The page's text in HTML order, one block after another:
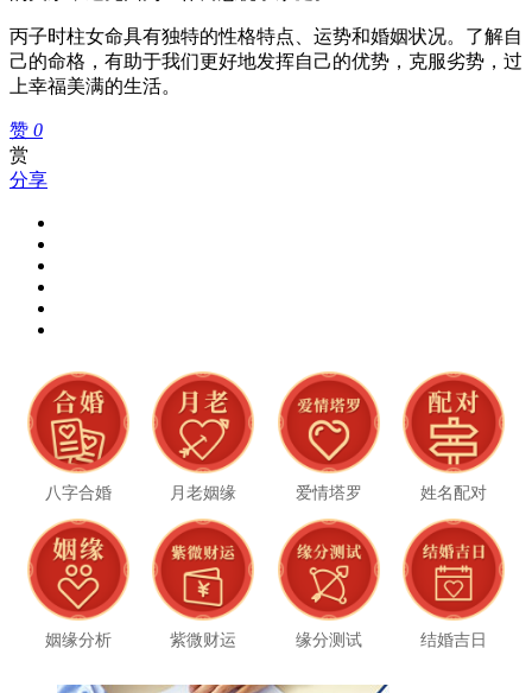
丙子时柱女命具有独特的性格特点、运势和婚姻状况。了解自
己的命格，有助于我们更好地发挥自己的优势，克服劣势，过
上幸福美满的生活。
赞 0
赏
分享
八字合婚 月老姻缘 爱情塔罗 姓名配对
姻缘分析 紫微财运 缘分测试 结婚吉日